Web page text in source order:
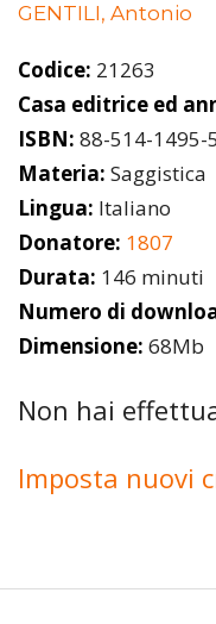
GENTILI, Antonio
Codice: 21263
Casa editrice ed
ISBN: 88-514-1495-5
Materia: Saggistica
Lingua: Italiano
Donatore: 1807
Durata: 146 minuti
Numero di
Dimensione: 68Mb
Non hai
Imposta nuovi